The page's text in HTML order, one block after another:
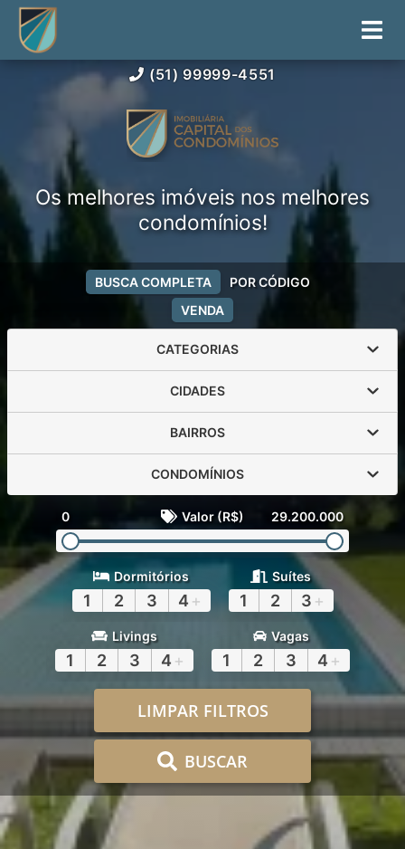
(51) 99999-4551
Os melhores imóveis nos melhores
condomínios!
VENDA
BUSCA COMPLETA POR CÓDIGO
CATEGORIAS
CIDADES
BAIRROS
CONDOMÍNIOS
0 Valor (R$) 29.200.000
Dormitórios
1 2 3 4 +
Suítes
1 2 3 +
Livings
1 2 3 4 +
Vagas
1 2 3 4 +
LIMPAR FILTROS
BUSCAR